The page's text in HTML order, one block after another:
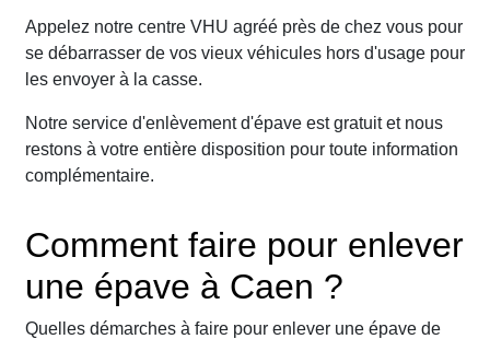
Appelez notre centre VHU agréé près de chez vous pour
se débarrasser de vos vieux véhicules hors d'usage pour
les envoyer à la casse.
Notre service d'enlèvement d'épave est gratuit et nous
restons à votre entière disposition pour toute information
complémentaire.
Comment faire pour enlever
une épave à Caen ?
Quelles démarches à faire pour enlever une épave de